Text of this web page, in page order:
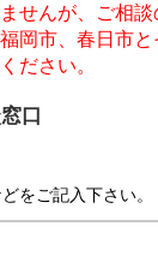
せんが、ご相談
岡市、春日市
ださい。
口
をご記入下さい。